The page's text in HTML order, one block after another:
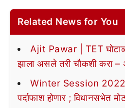
Related News for You
Ajit Pawar | TET
झाला असले तरी चौकशी करा –
Winter Session 2022 |
पर्दाफाश होणार ; विधानसभेत